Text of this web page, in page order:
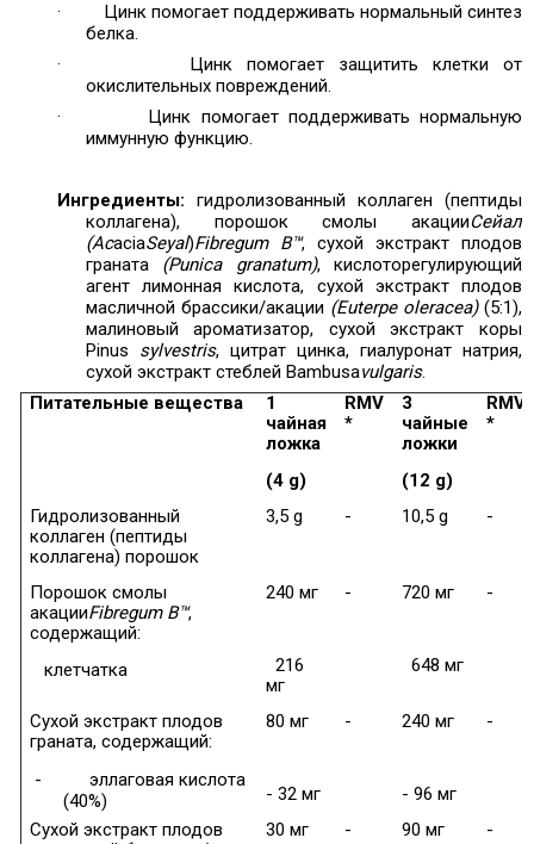
· Цинк помогает поддерживать нормальный синтез
белка.
· Цинк помогает защитить клетки от
окислительных повреждений.
· Цинк помогает поддерживать нормальную
иммунную функцию.
Ингредиенты:
гидролизованный коллаген (пептиды
коллагена), порошок смолы акацииСейал
(AcaciaSeyal)Fibregum B™, сухой экстракт плодов
граната (Punica granatum), кислоторегулирующий
агент лимонная кислота, сухой экстракт плодов
масличной брассики/акации (Euterpe oleracea)(5:1),
малиновый ароматизатор, сухой экстракт коры
Pinus sylvestris, цитрат цинка, гиалуронат натрия,
сухой экстракт стеблей Bambusavulgaris.
Питательные вещества
1
чайная
ложка
(4 g)
RMV
*
3
чайные
ложки
(12 g)
RMV
*
Гидролизованный
коллаген (пептиды
коллагена) порошок
3,5 g - 10,5 g -
Порошок смолы
акацииFibregum B™,
содержащий:
клетчатка
240 мг
216
мг
- 720 мг
648 мг
-
Сухой экстракт плодов
граната, содержащий:
-
эллаговая кислота
(40%)
80 мг
- 32 мг
- 240 мг
- 96 мг
-
Сухой экстракт плодов
30 мг - 90 мг -